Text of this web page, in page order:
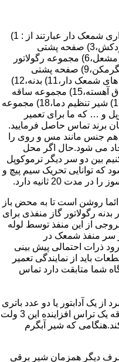
قطعات ساختمان آب گرم کن های دیواری شمعک دار عبارتند از : 1)
کلاهک تعدیل،2) کلاهک تعدیل جریان دودکش،3) صفحه پشتی
آبگرمکن،4) مبدل گرمایی،5) مجموعه مشعل،6) مجموعه رگولاتور
گاز،7) مجموعه رگولاتور آب،8) رویه آبگرمکن،9) صفحه پشتی
آبگرمکن،10) رگولاتور آب در آبگرمکن های شمعک دار،11) بدنه،12)
قاب برنجی،13) شیپوره،14) شیر احتراق آهسته،15) مجموعه ساقه
سوپاپ،16) مجموعه مغزی آب بندی،17) شیر تنظیم دما،18) مجموعه
آب 19) ترموکوپل و … که ما برای تعمیر
برند تماس حاصل فرمایید.
هم جنس مانند مس و روی را
می شود.حال اگر محل
بین دو سر دیگر ترموکوپل
می شود که توانایی تحریک سیم پیچ و
20 ثانیه دارد.
روشن است تا به محض باز
رگولاتور گاز منفذی برای
از این منفذ توسط لوله
سر منفذ شمعک در
ذرات احتمالی پیش بینی
باید از نمایندگی تعمیر
شما متابقت دارد تماس
از یک آدابتور یا دو عدد باتری
1/5 ولت تامین می شود.برای ایجاد جرقه یک تراس افزاینده این 3 ولت
تبدیل می کند.هنگامی که شیر آبگرم
دیگر همزمان شیر برقی